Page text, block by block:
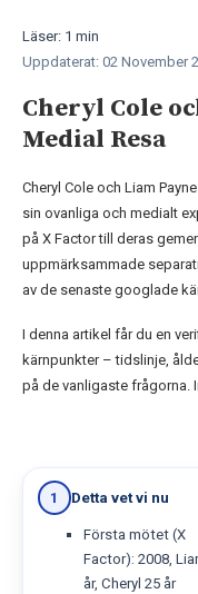
Läser: 1 min
Uppdaterat: 02 November
Cheryl Cole
Medial Resa
Cheryl Cole och Liam
sin ovanliga och medialt
på X Factor till deras
uppmärksammade
av de senaste googlade
I denna artikel får du en
kärnpunkter – tidslinje,
på de vanligaste frågorna.
1 Detta vet vi nu
Första mötet (X
Factor): 2008,
år, Cheryl 25 år